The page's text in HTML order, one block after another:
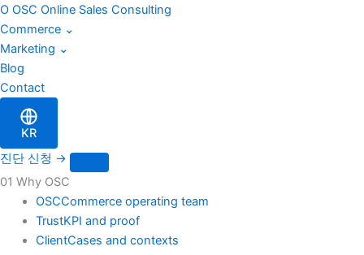
Skip
to
content
O OSC Online Sales Consulting
Commerce ⌄
Marketing ⌄
Blog
Contact
KR
진단 신청 →
01 Why OSC
OSCCommerce operating team
TrustKPI and proof
ClientCases and contexts
이
메